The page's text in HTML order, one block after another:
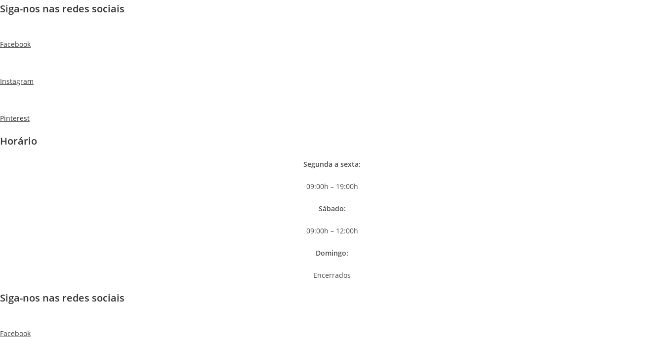
Siga-nos nas redes sociais
Facebook
Instagram
Pinterest
Horário
Segunda a sexta:
09:00h – 19:00h
Sábado:
09:00h – 12:00h
Domingo:
Encerrados
Siga-nos nas redes sociais
Facebook